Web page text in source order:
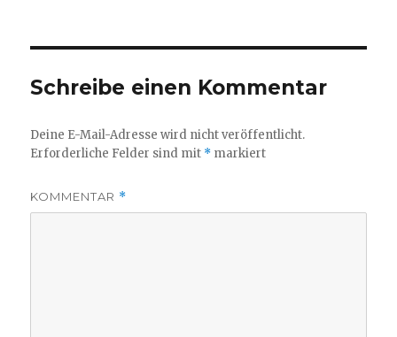
Schreibe einen Kommentar
Deine E-Mail-Adresse wird nicht veröffentlicht.
Erforderliche Felder sind mit * markiert
KOMMENTAR *